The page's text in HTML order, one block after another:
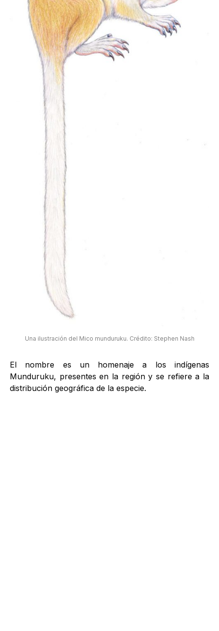
Una ilustración del Mico munduruku. Crédito: Stephen Nash
El nombre es un homenaje a los indígenas
Munduruku, presentes en la región y se refiere a la
distribución geográfica de la especie.